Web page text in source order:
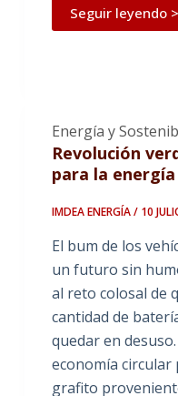
Seguir leyendo
Energía y
Revolución
para la
IMDEA ENERGÍA / 10
El bum de los
un futuro sin
al reto colosal de
cantidad de
quedar en
economía
grafito